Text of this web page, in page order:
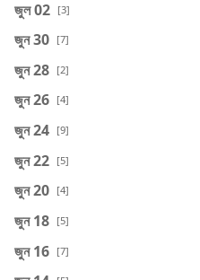
জুল 02 [3]
জুন 30 [7]
জুন 28 [2]
জুন 26 [4]
জুন 24 [9]
জুন 22 [5]
জুন 20 [4]
জুন 18 [5]
জুন 16 [7]